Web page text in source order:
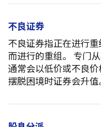
不良证券
不良证券指正在进行
而进行的重组。 专门
通常会以低价或不良
摆脱困境时证券会升值